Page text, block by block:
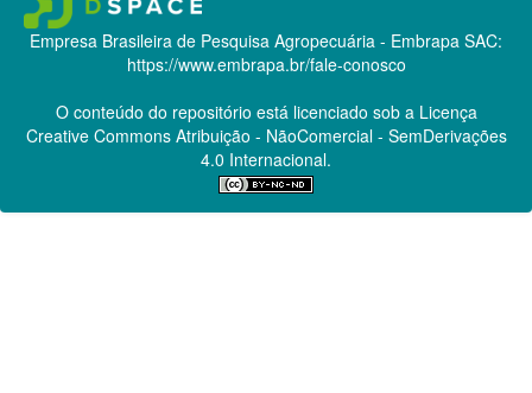
Empresa Brasileira de Pesquisa Agropecuária - Embrapa SAC:
https://www.embrapa.br/fale-conosco
O conteúdo do repositório está licenciado sob a Licença
Creative CommonsAtribuição - NãoComercial - SemDerivações
4.0 Internacional.